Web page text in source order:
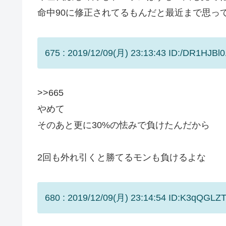
命中90に修正されてるもんだと最近まで思っ
675 : 2019/12/09(月) 23:13:43 ID:/
>>665
やめて
そのあと更に30%の怯みで負けたんだから
2回も外れ引くと勝てるモンも負けるよな
680 : 2019/12/09(月) 23:14:54